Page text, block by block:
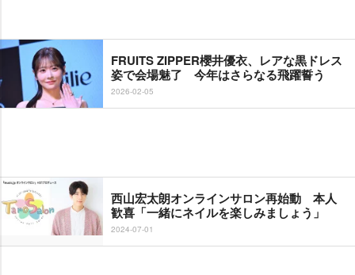
FRUITS ZIPPER櫻井優衣、レアな黒ドレス
姿で会場魅了 今年はさらなる飛躍誓う
2026-02-05
西山宏太朗オンラインサロン再始動 本人
歓喜「一緒にネイルを楽しみましょう」
2024-07-01